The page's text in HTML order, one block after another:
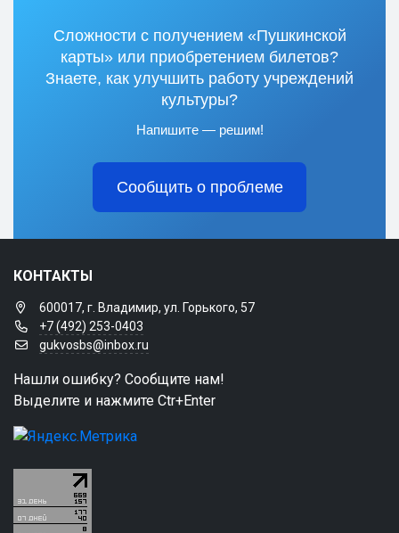
Сложности с получением «Пушкинской
карты» или приобретением билетов?
Знаете, как улучшить работу учреждений
культуры?
Напишите — решим!
Сообщить о проблеме
КОНТАКТЫ
600017, г. Владимир, ул. Горького, 57
+7 (492) 253-0403
gukvosbs@inbox.ru
Нашли ошибку? Сообщите нам!
Выделите и нажмите Ctr+Enter